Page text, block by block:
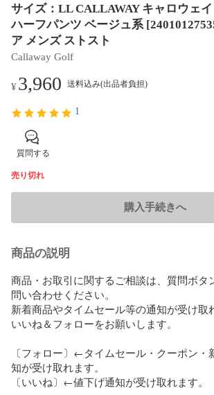
サイズ：LL CALLAWAY キャロウェ
ハーフパンツ ベージュ系
ア メンズ ストスト
Callaway Golf
¥3,960 送料込み(出品者負担)
1
質問する
売り切れ
購入手続きへ
商品の説明
商品・お取引に関するご相談は、質問ボタ
問い合わせください。
新着商品やタイムセール等の通知が受け取
いいね＆フォローをお願いします。
〔フォロー〕←タイムセール・クーポン・
知が受け取れます。
〔いいね〕←値下げ通知が受け取れます。